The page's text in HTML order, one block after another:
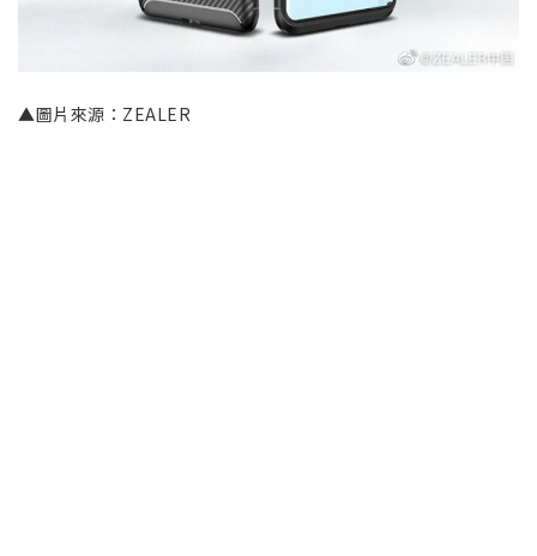
▲圖片來源：ZEALER